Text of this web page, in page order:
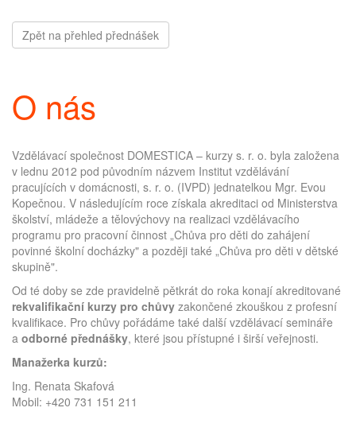
Zpět na přehled přednášek
O nás
Vzdělávací společnost DOMESTICA – kurzy s. r. o. byla založena
v lednu 2012 pod původním názvem Institut vzdělávání
pracujících v domácnosti, s. r. o. (IVPD) jednatelkou Mgr. Evou
Kopečnou. V následujícím roce získala akreditaci od Ministerstva
školství, mládeže a tělovýchovy na realizaci vzdělávacího
programu pro pracovní činnost „Chůva pro děti do zahájení
povinné školní docházky" a později také „Chůva pro děti v dětské
skupině".
Od té doby se zde pravidelně pětkrát do roka konají akreditované
rekvalifikační kurzy pro chůvy zakončené zkouškou z profesní
kvalifikace. Pro chůvy pořádáme také další vzdělávací semináře
a odborné přednášky, které jsou přístupné i širší veřejnosti.
Manažerka kurzů:
Ing. Renata Skafová
Mobil: +420 731 151 211